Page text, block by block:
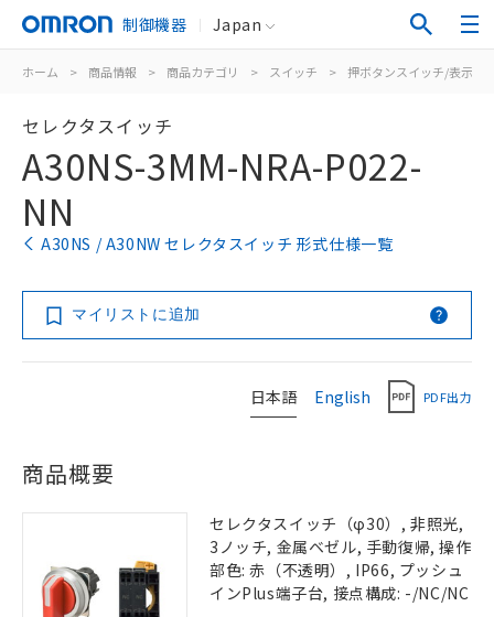
制御機器 Japan
ホーム > 商品情報 > 商品カテゴリ > スイッチ > 押ボタンスイッチ/表示灯
セレクタスイッチ
A30NS-3MM-NRA-P022-
NN
A30NS / A30NW セレクタスイッチ 形式仕様一覧
マイリストに追加
日本語 English PDF出力
商品概要
セレクタスイッチ（φ30）, 非照光,
3ノッチ, 金属ベゼル, 手動復帰, 操作
部色: 赤（不透明）, IP66, プッシュ
インPlus端子台, 接点構成: -/NC/NC